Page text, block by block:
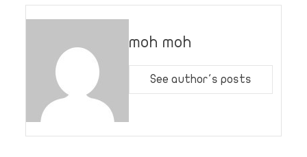
moh moh
See author's posts